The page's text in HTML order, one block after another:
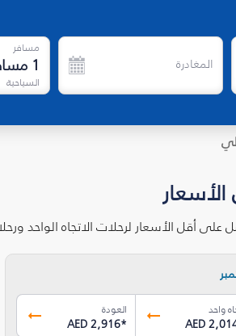
المغادرة
مسافر
1
السياحية
أقل الأسعار لرحلات الاتجاه الواحد
واحد
AED
العودة
AED 2,916*